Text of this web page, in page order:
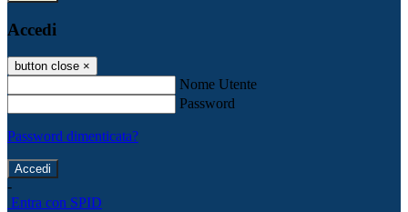
Accedi
button close ×
Nome Utente
Password
Password dimenticata?
-
Entra con SPID